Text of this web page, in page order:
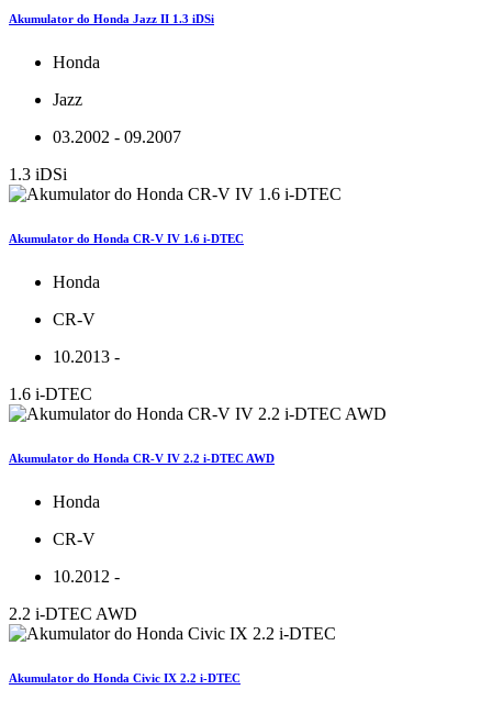
Akumulator do Honda Jazz II 1.3 iDSi
Honda
Jazz
03.2002 - 09.2007
1.3 iDSi
Akumulator do Honda CR-V IV 1.6 i-DTEC
Honda
CR-V
10.2013 -
1.6 i-DTEC
Akumulator do Honda CR-V IV 2.2 i-DTEC AWD
Honda
CR-V
10.2012 -
2.2 i-DTEC AWD
Akumulator do Honda Civic IX 2.2 i-DTEC